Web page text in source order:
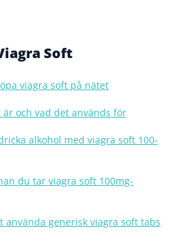
Soft
viagra soft på nätet
är och vad det används för
alkohol med viagra soft 100-
du tar viagra soft 100mg-
generisk viagra soft tabs